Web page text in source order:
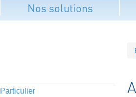
Nos solutions
Particulier